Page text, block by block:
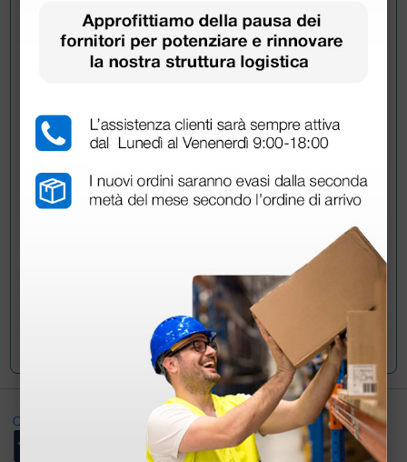
Hai ancora qualche dubbio? Vuoi ulteriori
informazioni?
acquistato questo prodotto.
Invia la tua domanda
Ottimo